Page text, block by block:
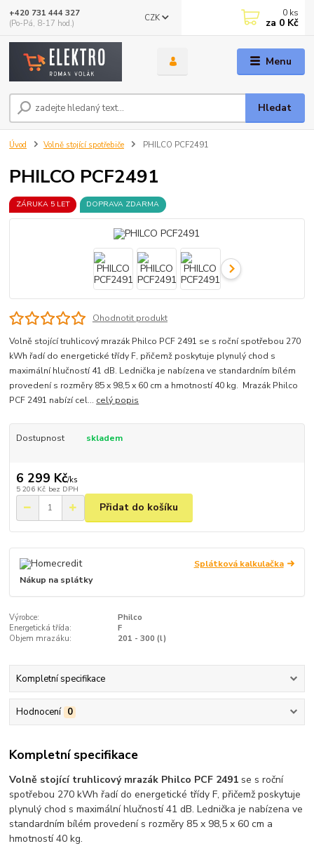
Menu
CZK
Hledat
+420 731 444 327
(Po-Pá, 8-17 hod.)
0 ks
za 0 Kč
Úvod Volně stojící spotřebiče PHILCO PCF2491
PHILCO PCF2491
ZÁRUKA 5 LET DOPRAVA ZDARMA
Ohodnotit produkt
Volně stojící truhlicový mrazák Philco PCF 2491 se s roční spotřebou 270
kWh řadí do energetické třídy F, přičemž poskytuje plynulý chod s
maximální hlučností 41 dB. Lednička je nabízena ve standardním bílém
provedení s rozměry 85 x 98,5 x 60 cm a hmotností 40 kg. Mrazák Philco
PCF 2491 nabízí cel... celý popis
Dostupnost skladem
6 299 Kč/ks
5 206 Kč bez DPH
Přidat do košíku
Splátková kalkulačka
Nákup na splátky
Výrobce:
Philco
Energetická třída:
F
Objem mrazáku:
201 - 300 (l)
Kompletní specifikace
Hodnocení 0
Kompletní specifikace
Volně stojící truhlicový mrazák Philco PCF 2491 se s roční
spotřebou 270 kWh řadí do energetické třídy F, přičemž poskytuje
plynulý chod s maximální hlučností 41 dB. Lednička je nabízena ve
standardním bílém provedení s rozměry 85 x 98,5 x 60 cm a
hmotností 40 kg.